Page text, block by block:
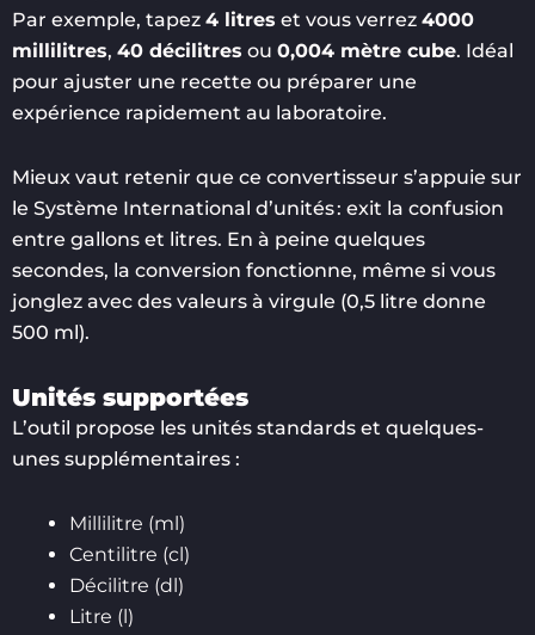
Par exemple, tapez 4 litres et vous verrez 4000
millilitres, 40 décilitres ou 0,004 mètre cube. Idéal
pour ajuster une recette ou préparer une
expérience rapidement au laboratoire.
Mieux vaut retenir que ce convertisseur s’appuie sur
le Système International d’unités : exit la confusion
entre gallons et litres. En à peine quelques
secondes, la conversion fonctionne, même si vous
jonglez avec des valeurs à virgule (0,5 litre donne
500 ml).
Unités supportées
L’outil propose les unités standards et quelques-
unes supplémentaires :
Millilitre (ml)
Centilitre (cl)
Décilitre (dl)
Litre (l)